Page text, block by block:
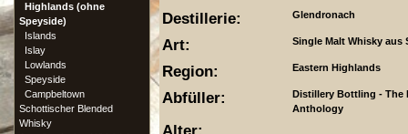
Destillerie: Glendronach
Art: Single Malt Whisky aus
Region: Eastern Highlands
Abfüller:
Distillery Bottling - The
Anthology
Highlands (ohne
Speyside)
Islands
Islay
Lowlands
Speyside
Campbeltown
Schottischer Blended
Whisky